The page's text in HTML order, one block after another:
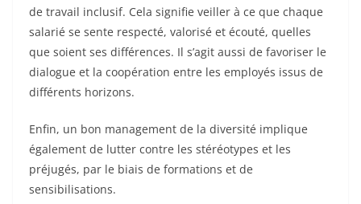
de travail inclusif. Cela signifie veiller à ce que chaque
salarié se sente respecté, valorisé et écouté, quelles
que soient ses différences. Il s’agit aussi de favoriser le
dialogue et la coopération entre les employés issus de
différents horizons.
Enfin, un bon management de la diversité implique
également de lutter contre les stéréotypes et les
préjugés, par le biais de formations et de
sensibilisations.